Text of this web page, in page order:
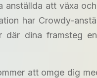
att växa
har Crowdy-
där dina framsteg
att omge dig